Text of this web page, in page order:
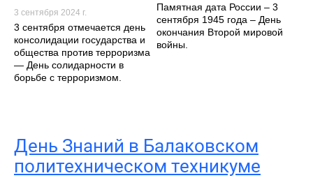
3 сентября 2024 г.
3 сентября отмечается день
консолидации государства и
общества против терроризма
— День солидарности в
борьбе с терроризмом.
Памятная дата России – 3
сентября 1945 года – День
окончания Второй мировой
войны.
День Знаний в Балаковском
политехническом техникуме